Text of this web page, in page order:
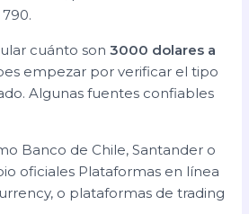
cuánto son3000 dolares a
empezar por verificar el tipo
Algunas fuentes confiables
Banco de Chile, Santander o
oficiales Plataformas en línea
o plataformas de trading